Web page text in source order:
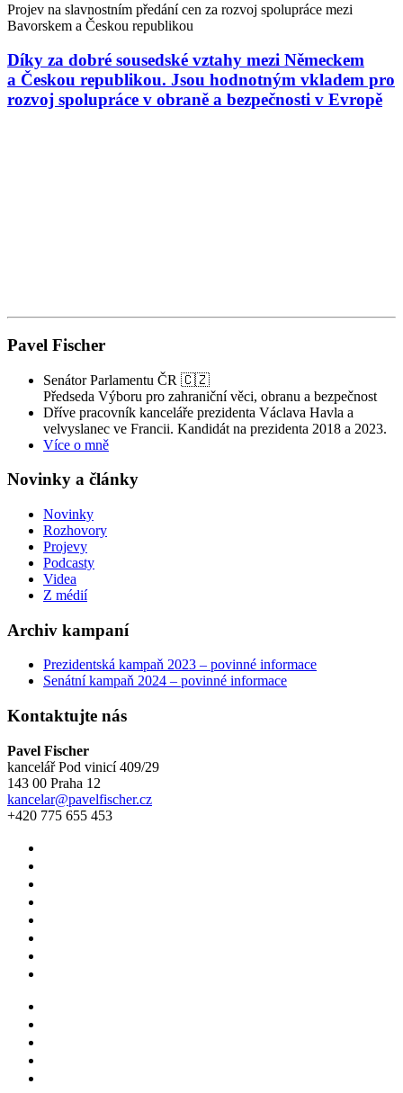
Projev na slavnostním předání cen za rozvoj spolupráce mezi
Bavorskem a Českou republikou
Díky za dobré sousedské vztahy mezi Německem
a Českou republikou. Jsou hodnotným vkladem pro
rozvoj spolupráce v obraně a bezpečnosti v Evropě
Pavel Fischer
Senátor Parlamentu ČR 🇨🇿
Předseda Výboru pro zahraniční věci, obranu a bezpečnost
Dříve pracovník kanceláře prezidenta Václava Havla a
velvyslanec ve Francii. Kandidát na prezidenta 2018 a 2023.
Více o mně
Novinky a články
Novinky
Rozhovory
Projevy
Podcasty
Videa
Z médií
Archiv kampaní
Prezidentská kampaň 2023 – povinné informace
Senátní kampaň 2024 – povinné informace
Kontaktujte nás
Pavel Fischer
kancelář Pod vinicí 409/29
143 00 Praha 12
kancelar@pavelfischer.cz
+420 775 655 453